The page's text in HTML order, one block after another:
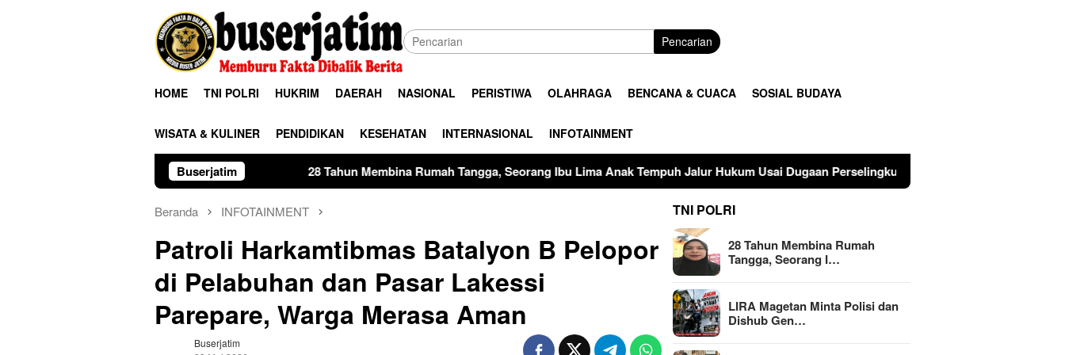
Pencarian
HOME TNI POLRI HUKRIM DAERAH NASIONAL PERISTIWA OLAHRAGA BENCANA & CUACA SOSIAL BUDAYA
WISATA & KULINER PENDIDIKAN KESEHATAN INTERNASIONAL INFOTAINMENT
Buserjatim
28 Tahun Membina Rumah Tangga, Seorang Ibu Lima Anak Tempuh Jalur Hukum Usai Dugaan Perselingkuhan Suami di Sulawesi Tengah
Beranda INFOTAINMENT
Patroli Harkamtibmas Batalyon B Pelopor
di Pelabuhan dan Pasar Lakessi
Parepare, Warga Merasa Aman
Buserjatim
TNI POLRI
28 Tahun Membina Rumah
Tangga, Seorang I…
LIRA Magetan Minta Polisi dan
Dishub Gen…